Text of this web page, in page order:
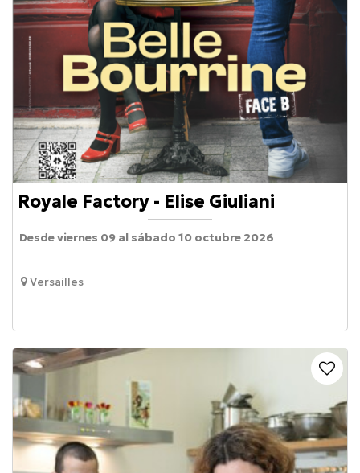
Royale Factory - Elise Giuliani
Versailles
Desde viernes 09 al sábado 10 octubre 2026